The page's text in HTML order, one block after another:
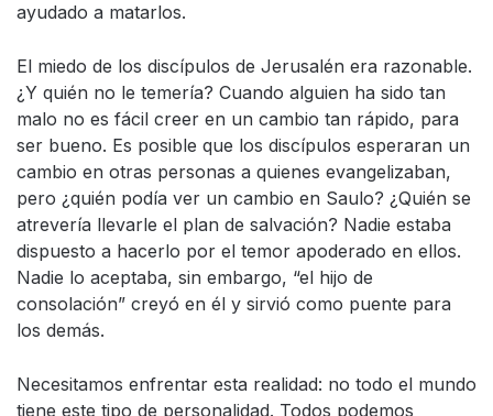
ayudado a matarlos.
El miedo de los discípulos de Jerusalén era razonable.
¿Y quién no le temería? Cuando alguien ha sido tan
malo no es fácil creer en un cambio tan rápido, para
ser bueno. Es posible que los discípulos esperaran un
cambio en otras personas a quienes evangelizaban,
pero ¿quién podía ver un cambio en Saulo? ¿Quién se
atrevería llevarle el plan de salvación? Nadie estaba
dispuesto a hacerlo por el temor apoderado en ellos.
Nadie lo aceptaba, sin embargo, “el hijo de
consolación” creyó en él y sirvió como puente para
los demás.
Necesitamos enfrentar esta realidad: no todo el mundo
tiene este tipo de personalidad. Todos podemos